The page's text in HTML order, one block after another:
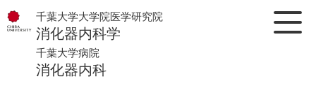
千葉大学大学院医学研究院
消化器内科学
千葉大学病院
消化器内科